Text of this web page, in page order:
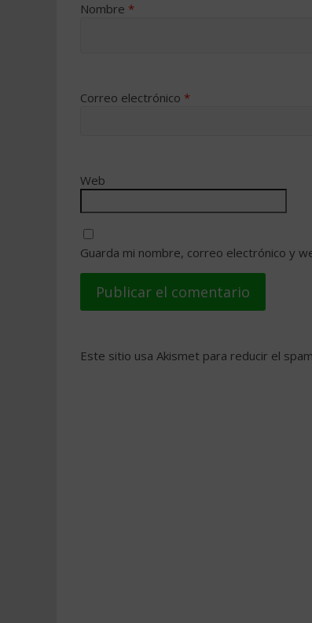
Nombre *
Correo electrónico *
Web
Guarda mi nombre, correo electrónico y
Este sitio usa Akismet para reducir el